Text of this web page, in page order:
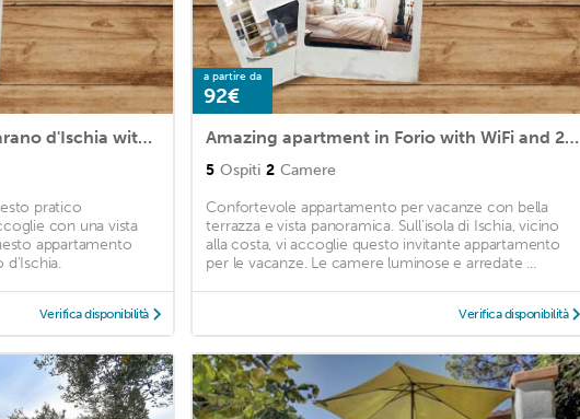
Awesome apartment in Barano d'Ischia with WiFi and 2 Bedrooms
pratico
con una vista
appartamento
d'Ischia.
Verifica disponibilità
a partire da
92€
Amazing apartment in Forio with WiFi and 2 Bedrooms
5 Ospiti 2 Camere
Confortevole appartamento per vacanze con bella
terrazza e vista panoramica. Sull'isola di Ischia, vicino
alla costa, vi accoglie questo invitante appartamento
per le vacanze. Le camere luminose e arredate ...
Verifica disponibilità